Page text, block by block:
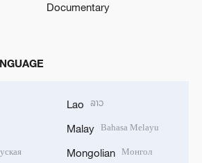
Documentary
Lao ລາວ
Malay Bahasa Melayu
Mongolian Монгол